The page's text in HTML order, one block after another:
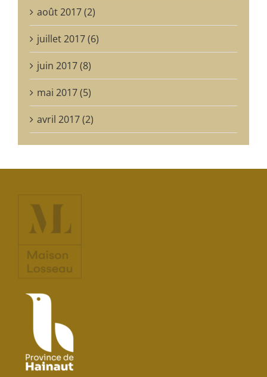
août 2017 (2)
juillet 2017 (6)
juin 2017 (8)
mai 2017 (5)
avril 2017 (2)